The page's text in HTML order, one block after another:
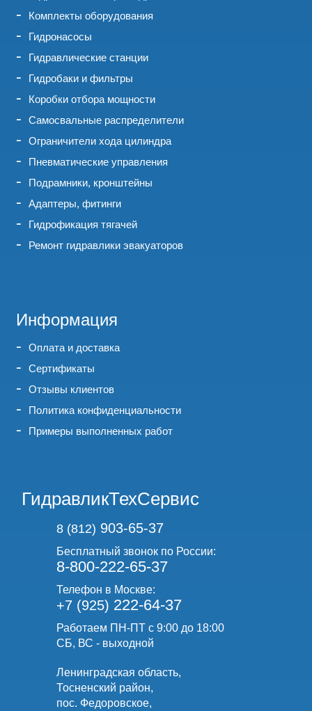
Комплекты оборудования
Гидронасосы
Гидравлические станции
Гидробаки и фильтры
Коробки отбора мощности
Самосвальные распределители
Ограничители хода цилиндра
Пневматические управления
Подрамники, кронштейны
Адаптеры, фитинги
Гидрофикация тягачей
Ремонт гидравлики эвакуаторов
Информация
Оплата и доставка
Сертификаты
Отзывы клиентов
Политика конфиденциальности
Примеры выполненных работ
ГидравликТехСервис
8 (812) 903-65-37
Бесплатный звонок по России:
8-800-222-65-37
Телефон в Москве:
+7 (925) 222-64-37
Работаем ПН-ПТ с 9:00 до 18:00
СБ, ВС - выходной
Ленинградская область,
Тосненский район,
пос. Федоровское,